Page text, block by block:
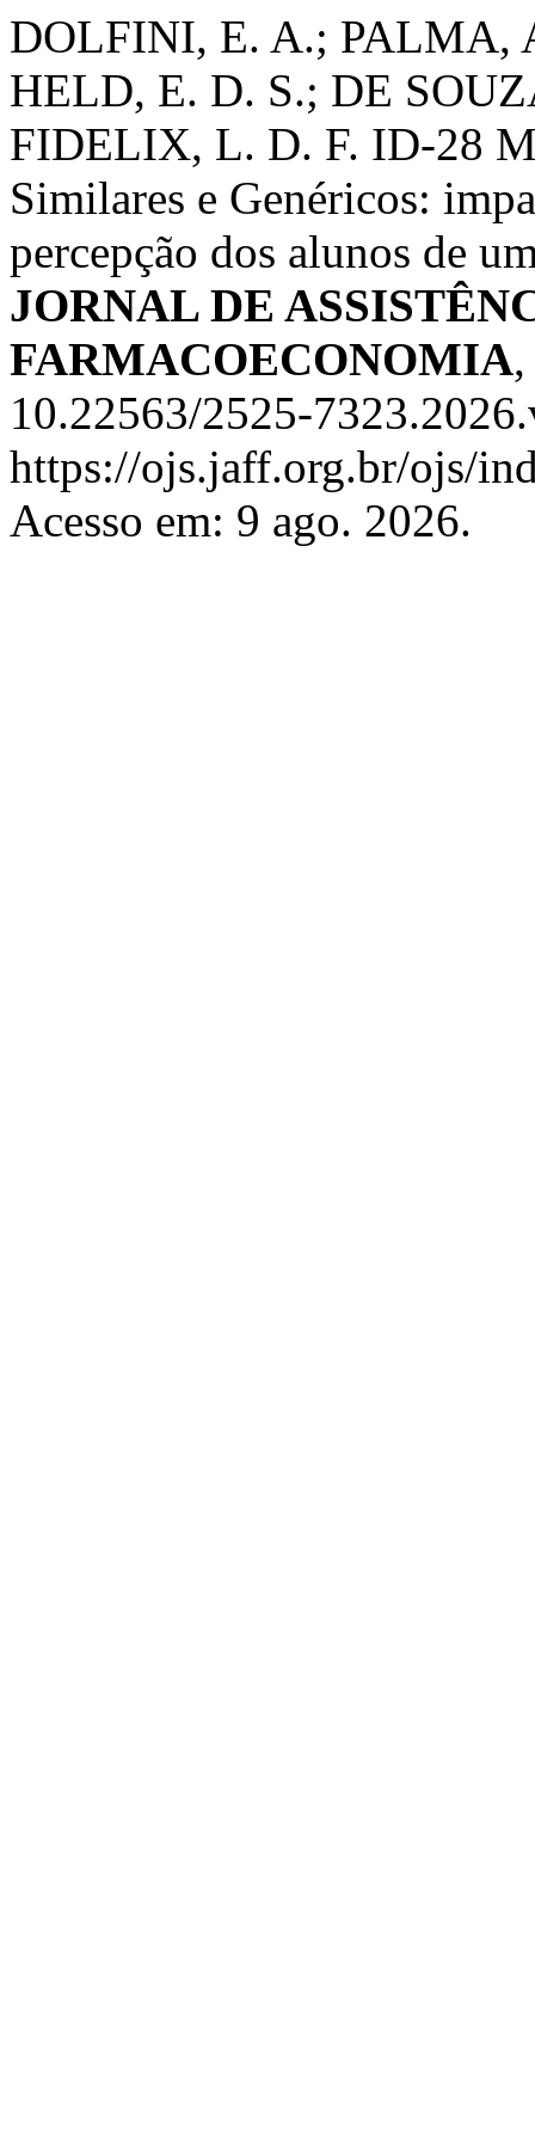
DOLFINI, E. A.; PALMA,
HELD, E. D. S.; DE
FIDELIX, L. D. F. ID-28
Similares e Genéricos:
percepção dos alunos de
JORNAL DE
FARMACOECONOMIA
10.22563/2525-
https://ojs.jaff.org.br/ojs/
Acesso em: 9 ago. 2026.